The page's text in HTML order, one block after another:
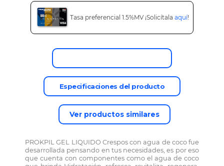
Tasa preferencial 1.5%MV ¡Solicítala aquí!
Especificaciones del producto
Ver productos similares
PROKPIL GEL LIQUIDO Crespos con agua de coco fue
desarrollada pensando en tus necesidades, es por eso
que cuenta con componentes como el agua de coco